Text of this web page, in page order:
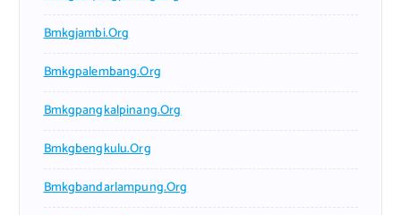
Bmkgjambi.org
Bmkgpalembang.org
Bmkgpangkalpinang.org
Bmkgbengkulu.org
Bmkgbandarlampung.org